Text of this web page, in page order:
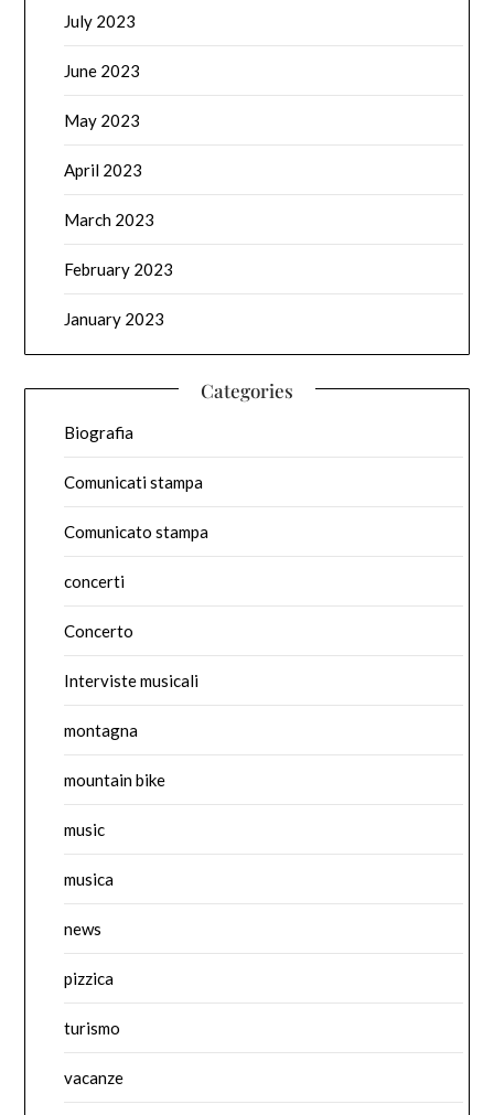
July 2023
June 2023
May 2023
April 2023
March 2023
February 2023
January 2023
Categories
Biografia
Comunicati stampa
Comunicato stampa
concerti
Concerto
Interviste musicali
montagna
mountain bike
music
musica
news
pizzica
turismo
vacanze